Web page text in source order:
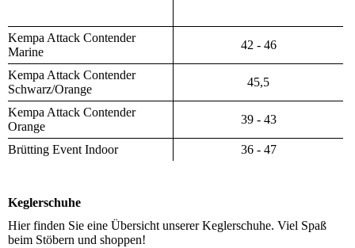
Kempa Attack Contender
Marine
42 - 46
Kempa Attack Contender
Schwarz/Orange
45,5
Kempa Attack Contender
Orange
39 - 43
Brütting Event Indoor 36 - 47
Keglerschuhe
Hier finden Sie eine Übersicht unserer Keglerschuhe. Viel Spaß
beim Stöbern und shoppen!